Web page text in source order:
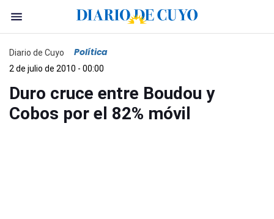
Diario de Cuyo Política
2 de julio de 2010 - 00:00
Duro cruce entre Boudou y
Cobos por el 82% móvil